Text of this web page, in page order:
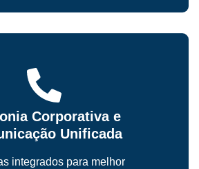
Corporativa e
Unificada
integrados para melhor